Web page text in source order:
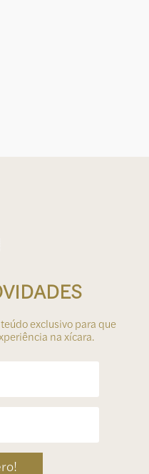
exclusivo para que
na xícara.